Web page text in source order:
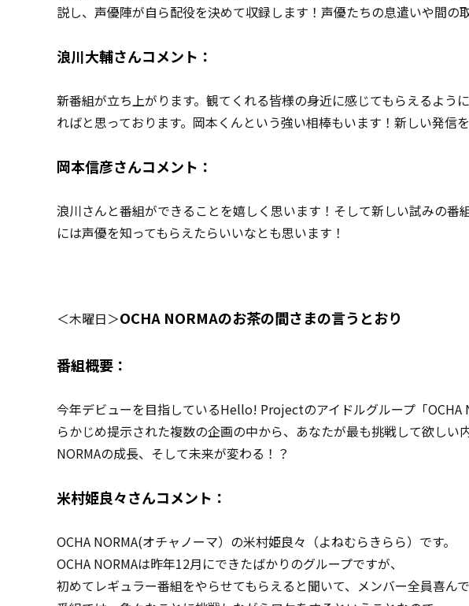
説し、声優陣が自ら配役を決めて収録します！声優たちの息遣いや間の
浪川大輔さんコメント：
新番組が立ち上がります。観てくれる皆様の身近に感じてもらえるよ
ればと思っております。岡本くんという強い相棒もいます！新しい発信
岡本信彦さんコメント：
浪川さんと番組ができることを嬉しく思います！そして新しい試みの
には声優を知ってもらえたらいいなとも思います！
＜木曜日＞OCHA NORMAのお茶の間さまの言うとおり
番組概要：
今年デビューを目指しているHello! Projectのアイドルグループ「
らかじめ提示された複数の企画の中から、あなたが最も挑戦して欲し
NORMAの成長、そして未来が変わる！？
米村姫良々さんコメント：
OCHA NORMA(オチャノーマ）の米村姫良々（よねむらきらら）です。
OCHA NORMAは昨年12月にできたばかりのグループですが、
初めてレギュラー番組をやらせてもらえると聞いて、メンバー全員喜ん